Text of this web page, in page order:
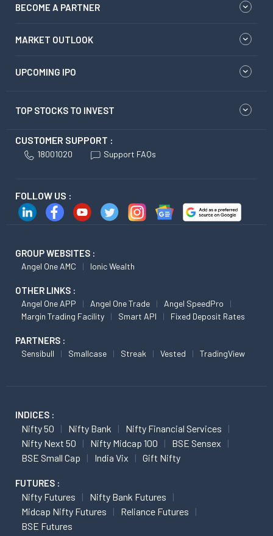
BECOME A PARTNER
MARKET OUTLOOK
UPCOMING IPO
TOP STOCKS TO INVEST
CUSTOMER SUPPORT :
18001020 Support FAQs
FOLLOW US :
GROUP WEBSITES :
Angel One AMC Ionic Wealth
OTHER LINKS :
Angel One APP Angel One Trade
Angel SpeedPro
Margin Trading Facility
Smart API Fixed Deposit Rates
PARTNERS :
Sensibull Smallcase Streak Vested TradingView
INDICES :
Nifty 50 Nifty Bank
Nifty Financial Services
Nifty Next 50
Nifty Midcap 100
BSE Sensex
BSE Small Cap
India Vix Gift Nifty
FUTURES :
Nifty Futures
Nifty Bank Futures
Midcap Nifty Futures
Reliance Futures
BSE Futures